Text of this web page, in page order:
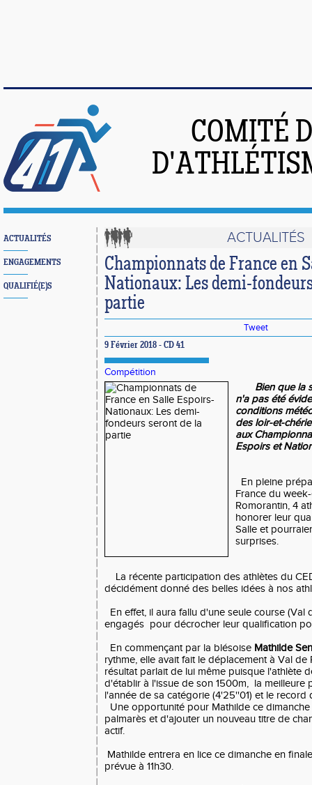
COMITÉ
ACTUALITÉS
ENGAGEMENTS
QUALIFIÉ(E)S
ACTUALITÉS
Championnats de France en
Nationaux: Les demi-
partie
Tweet
9 Février 2018 - CD 41
Compétition
Bien que la
n'a pas été
conditions
des loir-et-
aux
Espoirs et
En pleine
France du
Romorantin, 4
honorer leur
Salle et
surprises.
La récente participation des athlètes du
décidément donné des belles idées à nos
En effet, il aura fallu d'une seule course (Val
engagés pour décrocher leur qualification
En commençant par la blésoise Mathilde
rythme, elle avait fait le déplacement à Val de
résultat parlait de lui même puisque l'athlète
d'établir à l'issue de son 1500m, la meilleure
l'année de sa catégorie (4'25''01) et le record
Une opportunité pour Mathilde ce
palmarès et d'ajouter un nouveau titre de
actif.
Mathilde entrera en lice ce dimanche en
prévue à 11h30.